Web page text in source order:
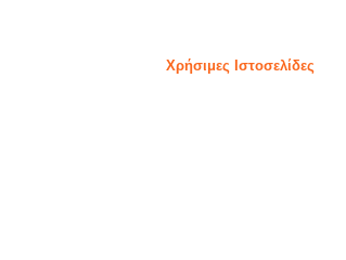
Χρήσιμες Ιστοσελίδες